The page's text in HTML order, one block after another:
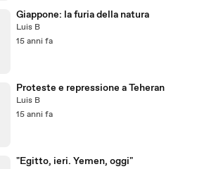
Giappone: la furia della natura
Luis B
15 anni fa
Proteste e repressione a Teheran
Luis B
15 anni fa
"Egitto, ieri. Yemen, oggi"